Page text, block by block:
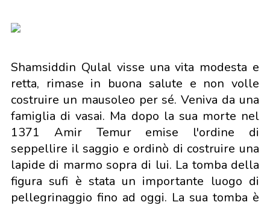
Shamsiddin Qulal visse una vita modesta e
retta, rimase in buona salute e non volle
costruire un mausoleo per sé. Veniva da una
famiglia di vasai. Ma dopo la sua morte nel
1371 Amir Temur emise l'ordine di
seppellire il saggio e ordinò di costruire una
lapide di marmo sopra di lui. La tomba della
figura sufi è stata un importante luogo di
pellegrinaggio fino ad oggi. La sua tomba è